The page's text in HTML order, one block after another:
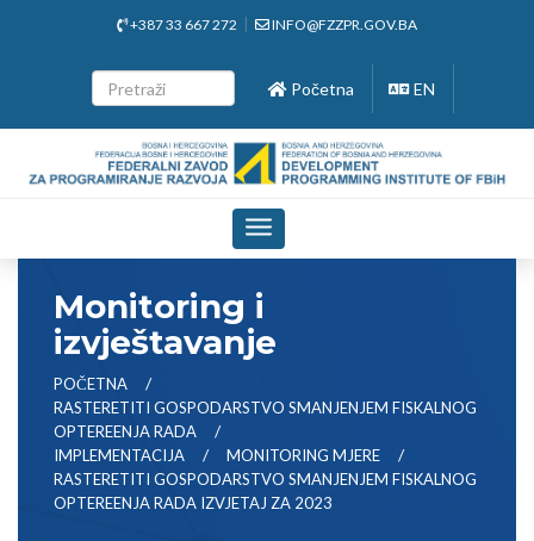
+387 33 667 272 INFO@FZZPR.GOV.BA
Početna EN
Toggle
navigation
Monitoring i
izvještavanje
POČETNA
RASTERETITI GOSPODARSTVO SMANJENJEM FISKALNOG
OPTEREENJA RADA
IMPLEMENTACIJA
MONITORING MJERE
RASTERETITI GOSPODARSTVO SMANJENJEM FISKALNOG
OPTEREENJA RADA IZVJETAJ ZA 2023